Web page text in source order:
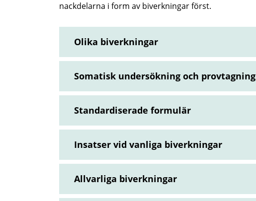
nackdelarna i form av biverkningar först.
Olika biverkningar
Somatisk undersökning och provtagning
Standardiserade formulär
Insatser vid vanliga biverkningar
Allvarliga biverkningar